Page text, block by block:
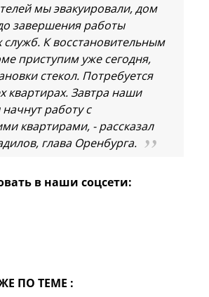
мы эвакуировали, дом
завершения работы
К восстановительным
приступим уже сегодня,
стекол. Потребуется
квартирах. Завтра наши
работу с
квартирами, - рассказал
глава Оренбурга.
в наши соцсети:
ПО ТЕМЕ :